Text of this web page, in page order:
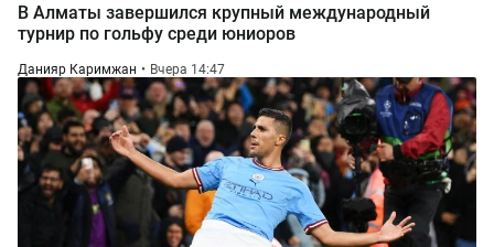
В Алматы завершился крупный международный
турнир по гольфу среди юниоров
Данияр Каримжан Вчера 14:47